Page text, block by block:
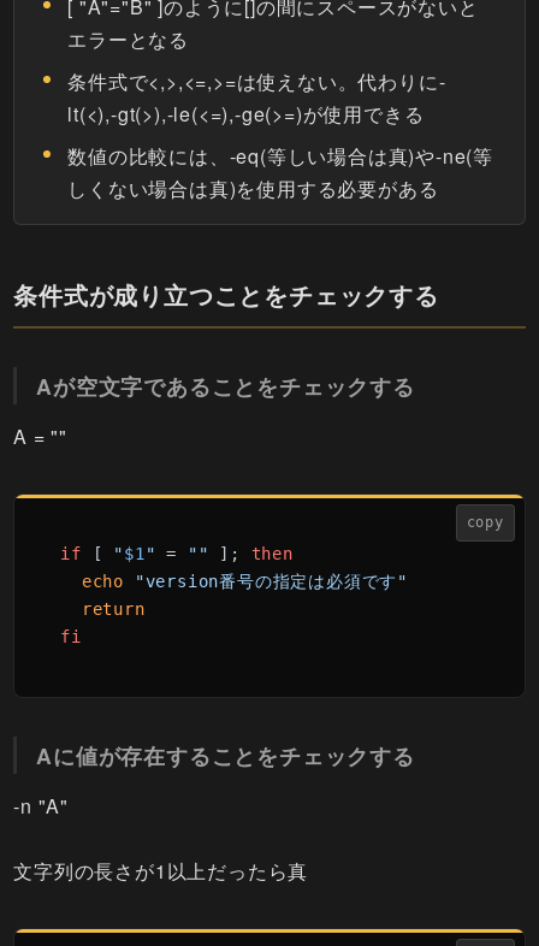
[ "A"="B" ]のように[]の間にスペースがないと
エラーとなる
条件式で<,>,<=,>=は使えない。代わりに-
lt(<),-gt(>),-le(<=),-ge(>=)が使用できる
数値の比較には、-eq(等しい場合は真)や-ne(等
しくない場合は真)を使用する必要がある
条件式が成り立つことをチェックする
Aが空文字であることをチェックする
A = ""
copy
if [ "$1 " = "" ]; then
echo
"version番号の指定は必須です"
return
fi
Aに値が存在することをチェックする
-n "A"
文字列の長さが1以上だったら真